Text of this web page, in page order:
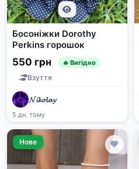
Босоніжки Dorothy
Perkins горошок
550 грн 🔥 Вигідно
Взуття
𝓝𝓲𝓴𝓸𝓵𝓪𝔂
5 дн. тому
Нове